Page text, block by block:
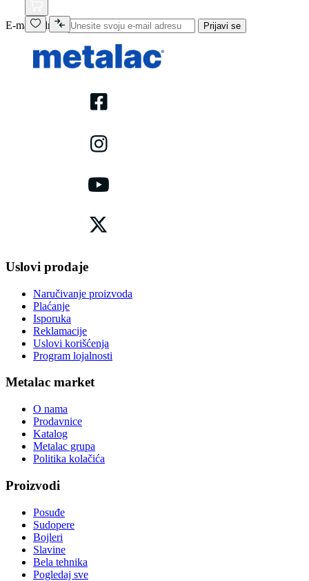
E-mail adresa Prijavi se
Uslovi prodaje
Naručivanje proizvoda
Plaćanje
Isporuka
Reklamacije
Uslovi korišćenja
Program lojalnosti
Metalac market
O nama
Prodavnice
Katalog
Metalac grupa
Politika kolačića
Proizvodi
Posuđe
Sudopere
Bojleri
Slavine
Bela tehnika
Pogledaj sve